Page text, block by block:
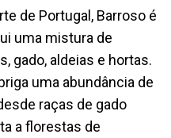
de Portugal, Barroso é
uma mistura de
gado, aldeias e hortas.
uma abundância de
raças de gado
a florestas de